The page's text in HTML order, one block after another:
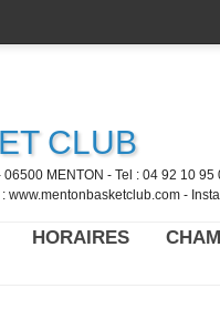
CLUB
MENTON - Tel : 04 92 10
www.mentonbasketclub.com -
HORAIRES